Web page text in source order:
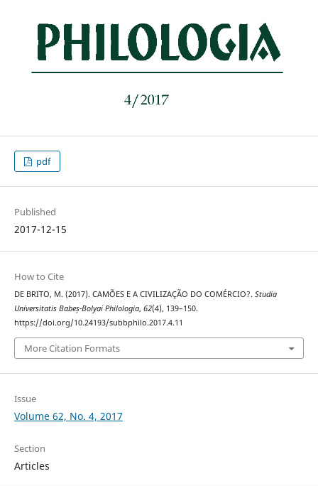
pdf
Published
2017-12-15
How to Cite
DE BRITO, M. (2017). CAMÕES E A CIVILIZAÇÃO DO COMÉRCIO?. Studia
Universitatis Babeș-Bolyai Philologia, 62(4), 139–150.
https://doi.org/10.24193/subbphilo.2017.4.11
More Citation Formats
Issue
Volume 62, No. 4, 2017
Section
Articles